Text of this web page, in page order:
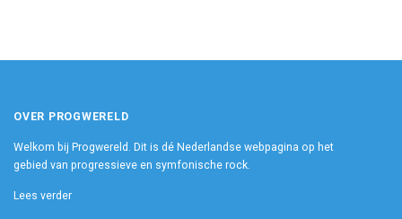
OVER PROGWERELD
Welkom bij Progwereld. Dit is dé Nederlandse webpagina op het
gebied van progressieve en symfonische rock.
Lees verder